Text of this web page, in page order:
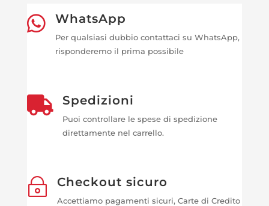
 WhatsApp
Per qualsiasi dubbio contattaci su WhatsApp,
risponderemo il prima possibile
 Spedizioni
Puoi controllare le spese di spedizione
direttamente nel carrello.
~ Checkout sicuro
Accettiamo pagamenti sicuri, Carte di Credito